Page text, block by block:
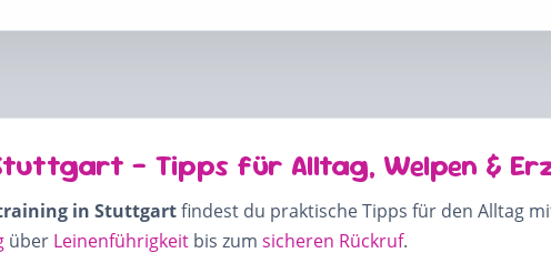
– Tipps für Alltag, Welpen &
in Stuttgartfindest du praktische Tipps für den Alltag
über Leinenführigkeit bis zum sicheren Rückruf.